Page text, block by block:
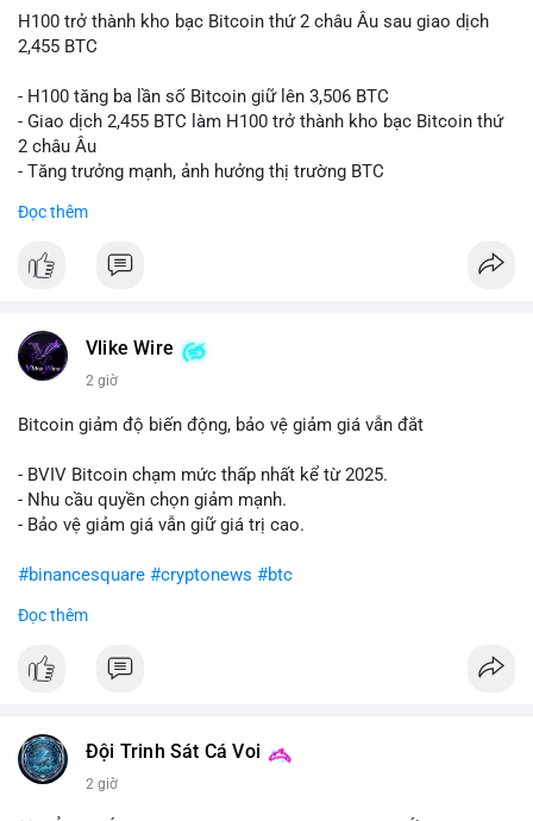
H100 trở thành kho bạc Bitcoin thứ 2 châu Âu sau giao dịch
2,455 BTC
- H100 tăng ba lần số Bitcoin giữ lên 3,506 BTC
- Giao dịch 2,455 BTC làm H100 trở thành kho bạc Bitcoin thứ
2 châu Âu
- Tăng trưởng mạnh, ảnh hưởng thị trường BTC
#binancesquare
$btc
📰 Nguồn: Cointelegraph
Đọc thêm
Vlike Wire
2 giờ
Bitcoin giảm độ biến động, bảo vệ giảm giá vẫn đắt
- BVIV Bitcoin chạm mức thấp nhất kể từ 2025.
- Nhu cầu quyền chọn giảm mạnh.
- Bảo vệ giảm giá vẫn giữ giá trị cao.
#binancesquare #cryptonews #btc
$btc
#vlikevn #titanbot
Đọc thêm
Đội Trinh Sát Cá Voi
2 giờ